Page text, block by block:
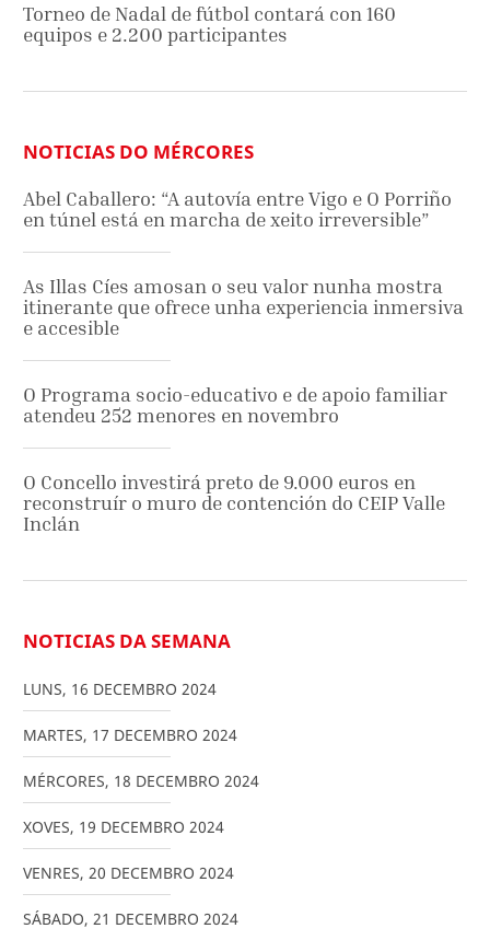
Torneo de Nadal de fútbol contará con 160
equipos e 2.200 participantes
NOTICIAS DO MÉRCORES
Abel Caballero: “A autovía entre Vigo e O Porriño
en túnel está en marcha de xeito irreversible”
As Illas Cíes amosan o seu valor nunha mostra
itinerante que ofrece unha experiencia inmersiva
e accesible
O Programa socio-educativo e de apoio familiar
atendeu 252 menores en novembro
O Concello investirá preto de 9.000 euros en
reconstruír o muro de contención do CEIP Valle
Inclán
NOTICIAS DA SEMANA
LUNS, 16 DECEMBRO 2024
MARTES, 17 DECEMBRO 2024
MÉRCORES, 18 DECEMBRO 2024
XOVES, 19 DECEMBRO 2024
VENRES, 20 DECEMBRO 2024
SÁBADO, 21 DECEMBRO 2024